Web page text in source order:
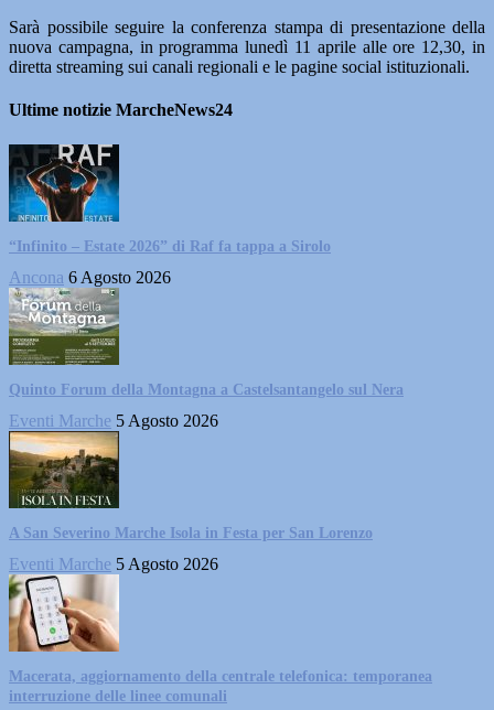
Sarà possibile seguire la conferenza stampa di presentazione della
nuova campagna, in programma lunedì 11 aprile alle ore 12,30, in
diretta streaming sui canali regionali e le pagine social istituzionali.
Ultime notizie MarcheNews24
“Infinito – Estate 2026” di Raf fa tappa a Sirolo
Ancona 6 Agosto 2026
Quinto Forum della Montagna a Castelsantangelo sul Nera
Eventi Marche 5 Agosto 2026
A San Severino Marche Isola in Festa per San Lorenzo
Eventi Marche 5 Agosto 2026
Macerata, aggiornamento della centrale telefonica: temporanea
interruzione delle linee comunali